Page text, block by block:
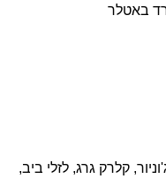
באטלר
, קלרק גרג, לזלי ביב,